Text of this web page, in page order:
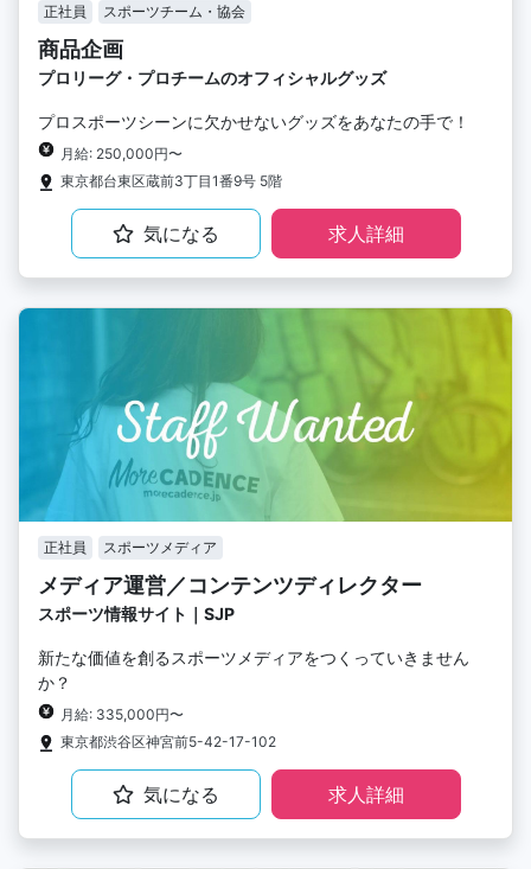
正社員 スポーツチーム・協会
商品企画
プロリーグ・プロチームのオフィシャルグッズ
プロスポーツシーンに欠かせないグッズをあなたの手で！
月給: 250,000円〜
東京都台東区蔵前3丁目1番9号 5階
気になる 求人詳細
正社員 スポーツメディア
メディア運営／コンテンツディレクター
スポーツ情報サイト｜SJP
新たな価値を創るスポーツメディアをつくっていきません
か？
月給: 335,000円〜
東京都渋谷区神宮前5-42-17-102
気になる 求人詳細